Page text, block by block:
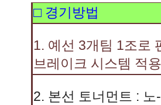
□ 경기방법
1. 예선 3개팀 1조로
브레이크 시스템 적
2. 본선 토너먼트 :